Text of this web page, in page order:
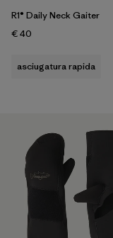
R1® Daily Neck Gaiter
€ 40
asciugatura rapida